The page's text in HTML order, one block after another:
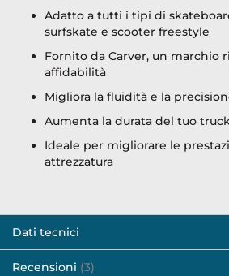
Adatto a tutti i tipi di
surfskate e scooter freestyle
Fornito da Carver, un marchio
affidabilità
Migliora la fluidità e la
Aumenta la durata del tuo
Ideale per migliorare le
attrezzatura
Dati tecnici
Recensioni 3